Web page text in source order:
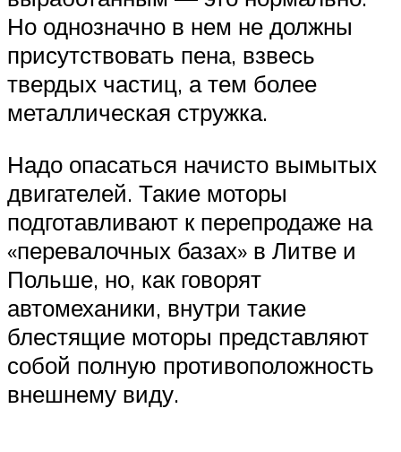
Но однозначно в нем не должны
присутствовать пена, взвесь
твердых частиц, а тем более
металлическая стружка.
Надо опасаться начисто вымытых
двигателей. Такие моторы
подготавливают к перепродаже на
«перевалочных базах» в Литве и
Польше, но, как говорят
автомеханики, внутри такие
блестящие моторы представляют
собой полную противоположность
внешнему виду.